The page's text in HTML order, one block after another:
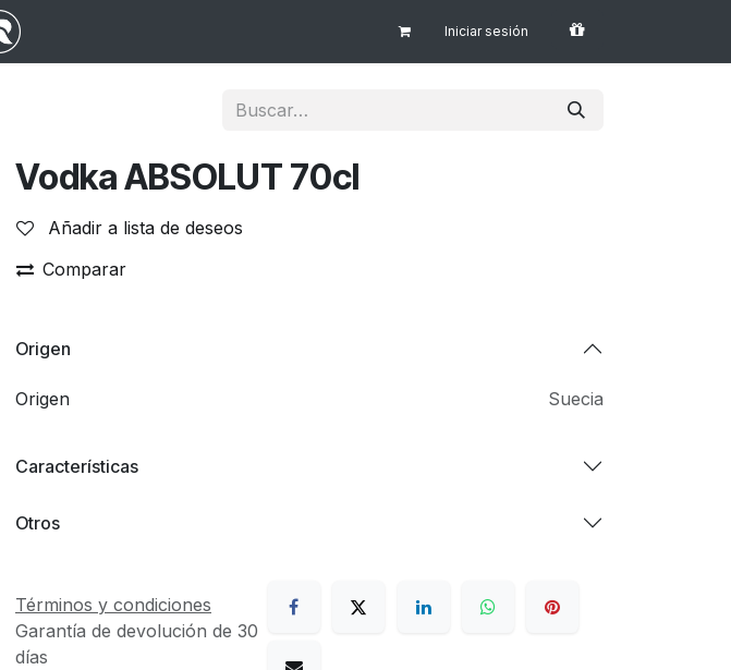
Iniciar sesión
Vodka ABSOLUT 70cl
Añadir a lista de deseos
Comparar
Origen
Origen Suecia
Características
Otros
Términos y condiciones
Garantía de devolución de 30
días